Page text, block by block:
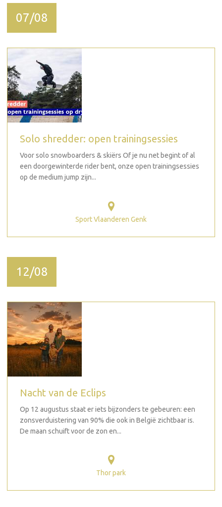
07/08
Solo shredder: open trainingsessies
Voor solo snowboarders & skiërs Of je nu net begint of al
een doorgewinterde rider bent, onze open trainingsessies
op de medium jump zijn...
Sport Vlaanderen Genk
12/08
Nacht van de Eclips
Op 12 augustus staat er iets bijzonders te gebeuren: een
zonsverduistering van 90% die ook in België zichtbaar is.
De maan schuift voor de zon en...
Thor park